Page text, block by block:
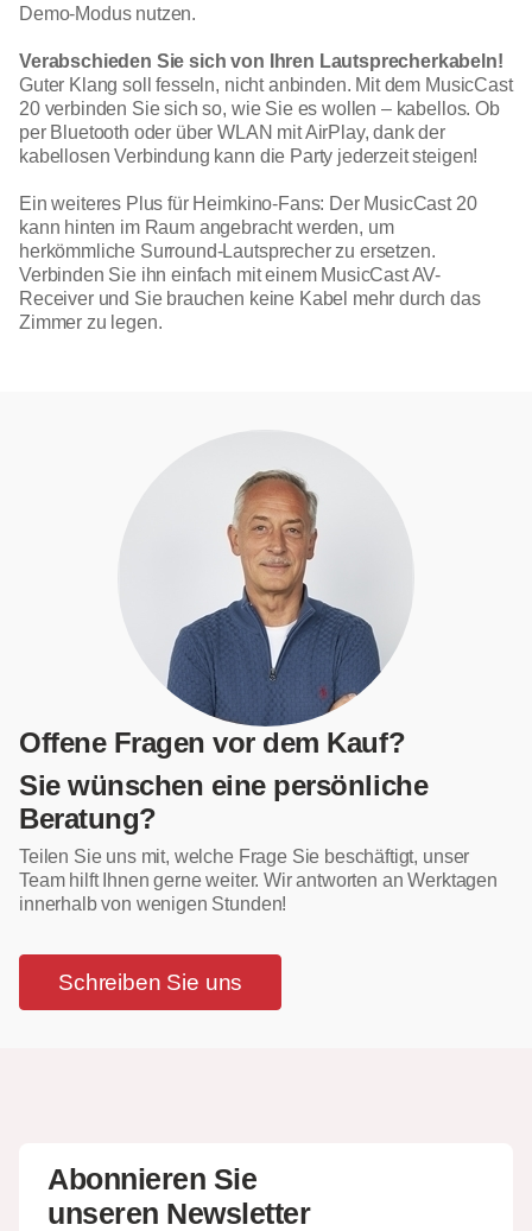
Demo-Modus nutzen.
Verabschieden Sie sich von Ihren Lautsprecherkabeln!
Guter Klang soll fesseln, nicht anbinden. Mit dem MusicCast
20 verbinden Sie sich so, wie Sie es wollen – kabellos. Ob
per Bluetooth oder über WLAN mit AirPlay, dank der
kabellosen Verbindung kann die Party jederzeit steigen!
Ein weiteres Plus für Heimkino-Fans: Der MusicCast 20
kann hinten im Raum angebracht werden, um
herkömmliche Surround-Lautsprecher zu ersetzen.
Verbinden Sie ihn einfach mit einem MusicCast AV-
Receiver und Sie brauchen keine Kabel mehr durch das
Zimmer zu legen.
Offene Fragen vor dem Kauf?
Sie wünschen eine persönliche
Beratung?
Teilen Sie uns mit, welche Frage Sie beschäftigt, unser
Team hilft Ihnen gerne weiter. Wir antworten an Werktagen
innerhalb von wenigen Stunden!
Schreiben Sie uns
Abonnieren Sie
unseren Newsletter